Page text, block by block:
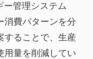
ー管理システム
消費パターンを分
することで、生産
用量を削減してい